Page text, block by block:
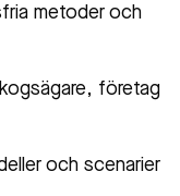
metoder och
företag
och scenarier